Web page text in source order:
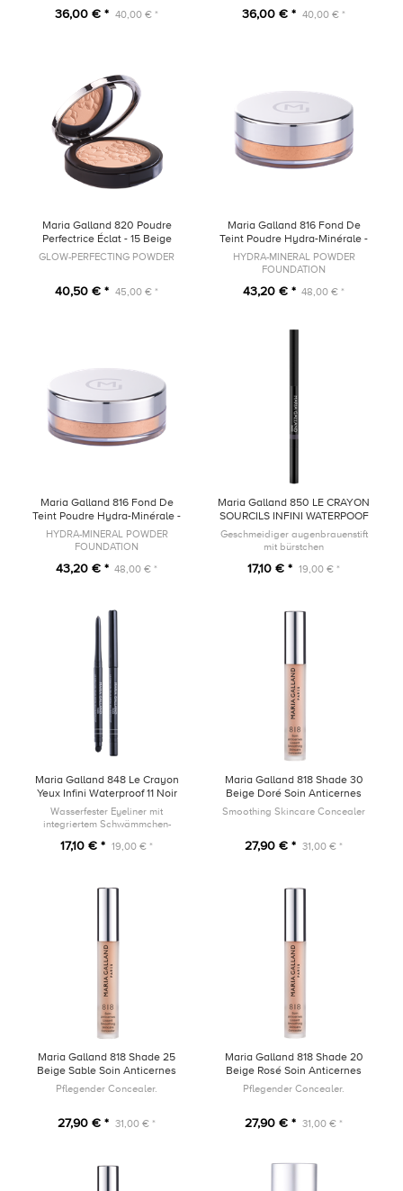
36,00 € * 40,00 € * 36,00 € * 40,00 € *
Maria Galland 820 Poudre
Perfectrice Éclat - 15 Beige
GLOW-PERFECTING POWDER
40,50 € * 45,00 € *
Maria Galland 816 Fond De
Teint Poudre Hydra-Minérale -
25 Doré
HYDRA-MINERAL POWDER
FOUNDATION
43,20 € * 48,00 € *
Maria Galland 816 Fond De
Teint Poudre Hydra-Minérale -
15 Beige
HYDRA-MINERAL POWDER
FOUNDATION
43,20 € * 48,00 € *
Maria Galland 850 LE CRAYON
SOURCILS INFINI WATERPOOF
12 Chatain
Geschmeidiger augenbrauenstift
mit bürstchen
17,10 € * 19,00 € *
Maria Galland 848 Le Crayon
Yeux Infini Waterproof 11 Noir
Wasserfester Eyeliner mit
integriertem Schwämmchen-
17,10 € * 19,00 € *
Maria Galland 818 Shade 30
Beige Doré Soin Anticernes
Lissant 4ml
Smoothing Skincare Concealer
27,90 € * 31,00 € *
Maria Galland 818 Shade 25
Beige Sable Soin Anticernes
Lissant 4ml
Pflegender Concealer.
27,90 € * 31,00 € *
Maria Galland 818 Shade 20
Beige Rosé Soin Anticernes
Lissant 4ml
Pflegender Concealer.
27,90 € * 31,00 € *